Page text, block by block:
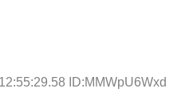
ID:MMWpU6Wxd